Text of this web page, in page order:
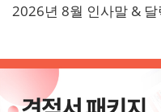
2026년 8월 인사말 &